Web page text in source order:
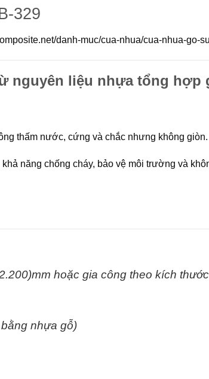
329
danh-muc/cua-nhua/cua-nhua-go-
nguyên liệu nhựa tổng hợp
thấm nước, cứng và chắc nhưng không giòn.
năng chống cháy, bảo vệ môi trường và
hoặc gia công theo kích
nhựa gỗ)